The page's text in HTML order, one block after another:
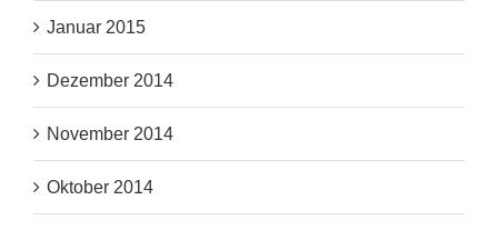
Januar 2015
Dezember 2014
November 2014
Oktober 2014